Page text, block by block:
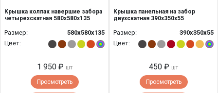
Крышка колпак навершие забора
четырехскатная 580х580х135
Размер:
580х580х135
Цвет:
1 950 ₽ шт
Просмотреть
Крышка панельная на забор
двухскатная 390х350х55
Размер:
390х350х55
Цвет:
450 ₽ шт
Просмотреть